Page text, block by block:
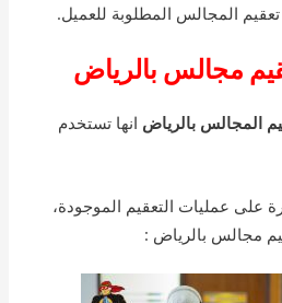
المجالس المطلوبة للعميل.
مجالس بالرياض
المجالس بالرياض انها تستخدم
على عمليات التعقيم الموجودة،
مجالس بالرياض :